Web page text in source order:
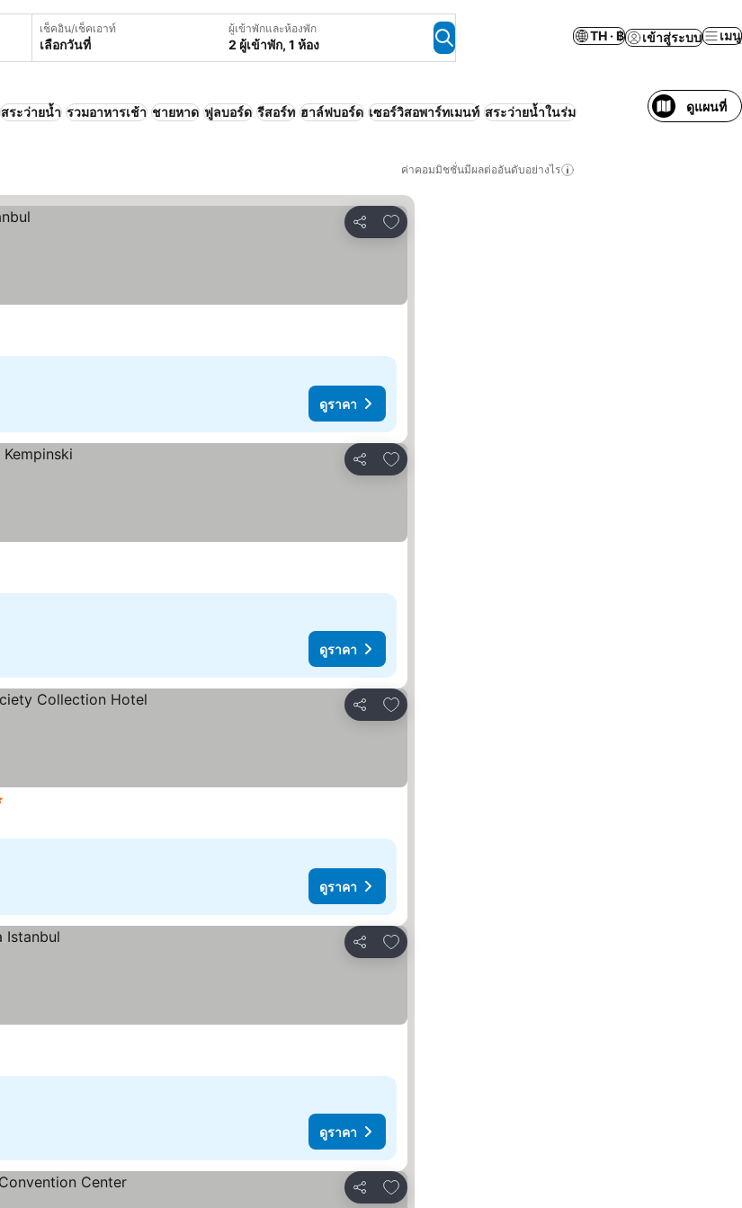
เช็คอิน/เช็คเอาท์
เลือกวันที่
ผู้เข้าพักและห้องพัก
2 ผู้เข้าพัก, 1 ห้อง
TH · ฿ เข้าสู่ระบบ เมนู
สระว่ายน้ำ รวมอาหารเช้า ชายหาด ฟูลบอร์ด รีสอร์ท ฮาล์ฟบอร์ด เซอร์วิสอพาร์ทเมนท์ สระว่ายน้ำในร่ม ดูแผนที่
ค่าคอมมิชชั่นมีผลต่ออันดับอย่างไร
แชร์
เพิ่มในรายการโปรด
ดูราคา
แชร์
เพิ่มในรายการโปรด
ดูราคา
แชร์
เพิ่มในรายการโปรด
ดูราคา
แชร์
เพิ่มในรายการโปรด
ดูราคา
แชร์
เพิ่มในรายการโปรด